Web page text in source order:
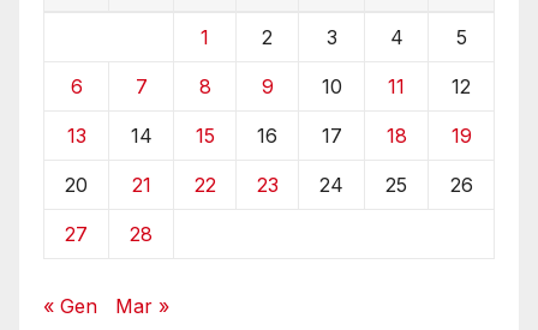
1 2 3 4 5
6 7 8 9 10 11 12
13 14 15 16 17 18 19
20 21 22 23 24 25 26
27 28
« Gen Mar »